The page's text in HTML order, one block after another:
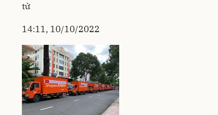
tử
14:11, 10/10/2022